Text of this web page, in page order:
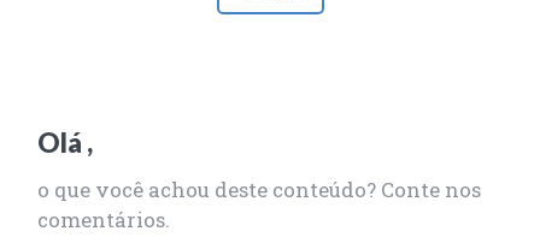
Olá ,
o que você achou deste conteúdo? Conte nos
comentários.